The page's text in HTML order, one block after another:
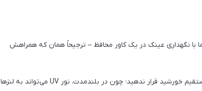
با نگهداری عینک در یک کاور محافظ – ترجیحاً همان که همراهش
نکته دیگر اینکه وقتی از عینک استفاده نمی‌کنید، آن را در معرض نور مستقیم خورشید قرار ندهید؛ چون در بلندمدت، نور UV می‌تواند به لنزها